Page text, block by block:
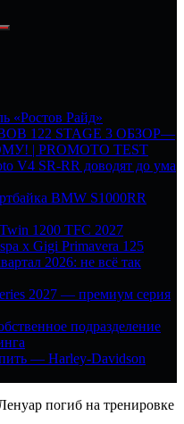
«Ростов Райд»
122 STAGE 3 ОБЗОР—
| PROMOTO TEST
V4 SR-RR доводят до ума
BMW S1000RR
1200 TFC 2027
x Gigi Primavera 125
2026: не всё так
2027 — премиум серия
подразделение
— Harley-Davidson
погиб на тренировке